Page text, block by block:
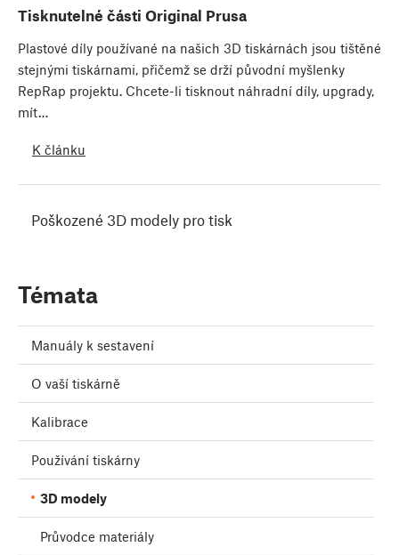
Tisknutelné části Original Prusa
Plastové díly používané na našich 3D tiskárnách jsou tištěné
stejnými tiskárnami, přičemž se drží původní myšlenky
RepRap projektu. Chcete-li tisknout náhradní díly, upgrady,
mít…
K článku
Poškozené 3D modely pro tisk
Témata
Manuály k sestavení
O vaší tiskárně
Kalibrace
Používání tiskárny
3D modely
Průvodce materiály